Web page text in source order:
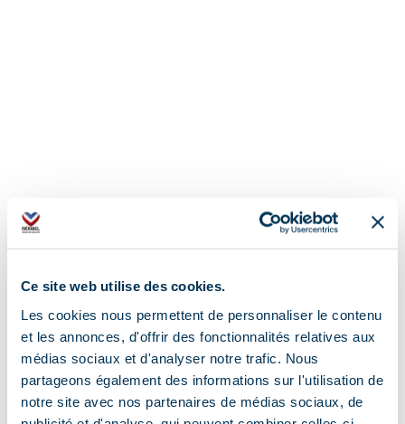
Ce site web utilise des cookies.
Les cookies nous permettent de personnaliser le contenu
et les annonces, d'offrir des fonctionnalités relatives aux
médias sociaux et d'analyser notre trafic. Nous
partageons également des informations sur l'utilisation de
notre site avec nos partenaires de médias sociaux, de